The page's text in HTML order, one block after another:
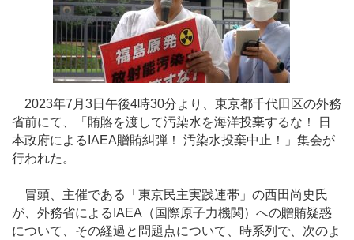
2023年7月3日午後4時30分より、東京都千代田区の外務
省前にて、「賄賂を渡して汚染水を海洋投棄するな！ 日
本政府によるIAEA贈賄糾弾！ 汚染水投棄中止！」集会が
行われた。
冒頭、主催である「東京民主実践連帯」の西田尚史氏
が、外務省によるIAEA（国際原子力機関）への贈賄疑惑
について、その経過と問題点について、時系列で、次のよ